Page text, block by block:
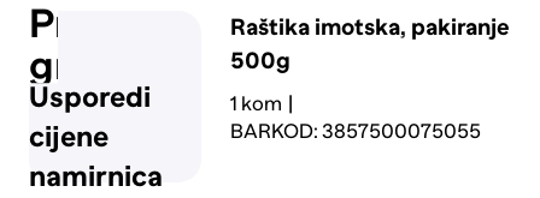
Usporedi
cijene
namirnica
Prijavi
grešku
Raštika imotska, pakiranje
500g
1 kom
BARKOD: 3857500075055